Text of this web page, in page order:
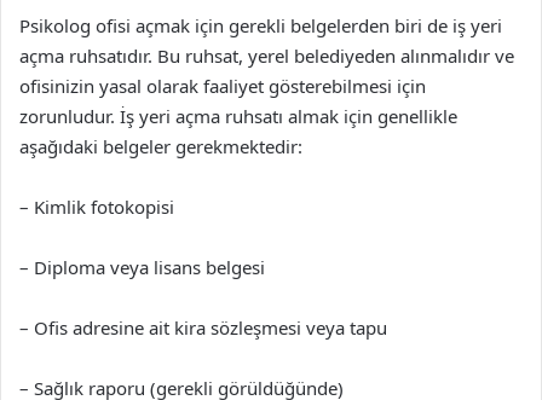
Psikolog ofisi açmak için gerekli belgelerden biri de iş yeri
açma ruhsatıdır. Bu ruhsat, yerel belediyeden alınmalıdır ve
ofisinizin yasal olarak faaliyet gösterebilmesi için
zorunludur. İş yeri açma ruhsatı almak için genellikle
aşağıdaki belgeler gerekmektedir:
– Kimlik fotokopisi
– Diploma veya lisans belgesi
– Ofis adresine ait kira sözleşmesi veya tapu
– Sağlık raporu (gerekli görüldüğünde)